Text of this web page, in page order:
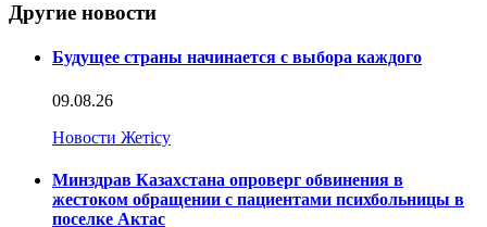
Другие новости
Будущее страны начинается с выбора каждого
09.08.26
Новости Жетісу
Минздрав Казахстана опроверг обвинения в
жестоком обращении с пациентами психбольницы в
поселке Актас